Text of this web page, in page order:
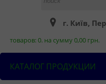
г. Київ,
товаров:0. на сумму0,00 грн.
КАТАЛОГ ПРОДУКЦИИ